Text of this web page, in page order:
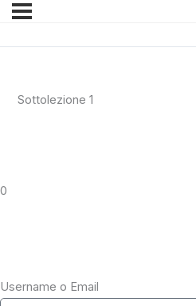
Sottolezione 1
0
Username o Email